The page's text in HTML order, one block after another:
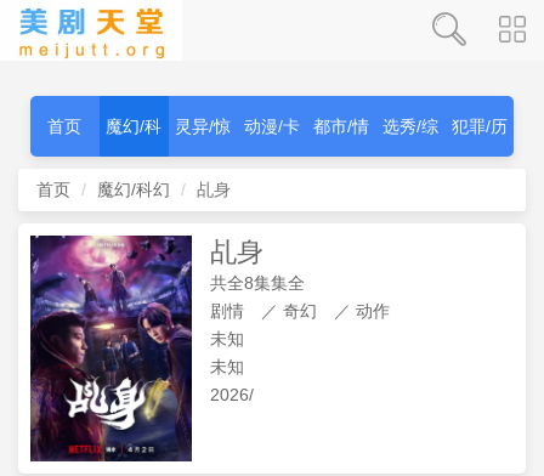
首页 魔幻/科
幻
灵异/惊
秫
动漫/卡 都市/情 选秀/综 犯罪/历
首页 魔幻/科幻 乩身
乩身
共全8集集全
剧情
／ 奇幻 ／ 动作
未知
未知
2026/